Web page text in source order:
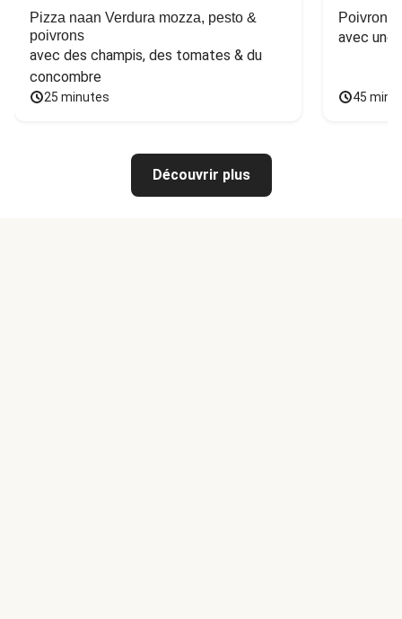
Pizza naan Verdura mozza, pesto &
poivrons
avec des champis, des tomates & du
concombre
25 minutes
Poivron
avec une
45
Découvrir plus